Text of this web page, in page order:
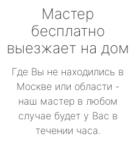
Мастер
бесплатно
выезжает на дом
Где Вы не находились в
Москве или области -
наш мастер в любом
случае будет у Вас в
течении часа.